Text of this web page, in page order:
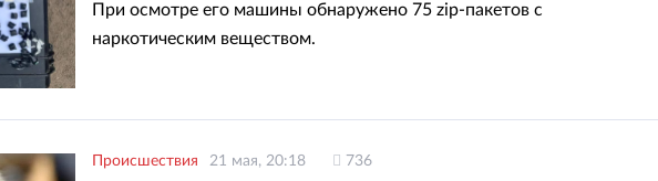
При осмотре его машины обнаружено 75 zip-пакетов с
наркотическим веществом.
Происшествия 21 мая, 20:18 736